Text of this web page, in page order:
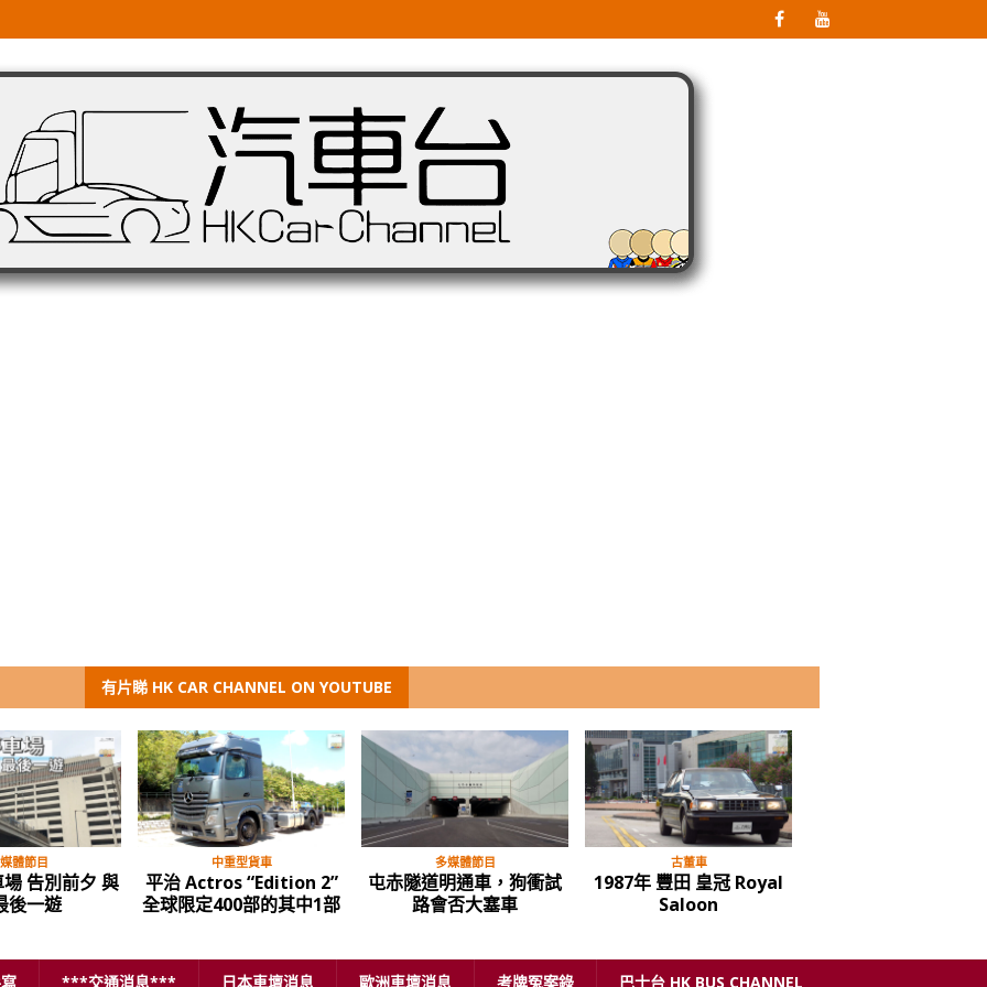
有片睇 HK CAR CHANNEL ON YOUTUBE
體節目
FE CRDi
時唔同往日
多媒體節目
屯赤隧道通車，試路評
價……
多媒體節目
比亞迪 BYD 全新款 e6 電
動的士 唔好見到個牌子就
多媒體節目
【新車速報】全新第五代
福士 Volkswagen Caddy
***交通消息*** 日本車壇消息 歐洲車壇消息 考牌冤案錄 巴士台 HK BUS CHANNEL